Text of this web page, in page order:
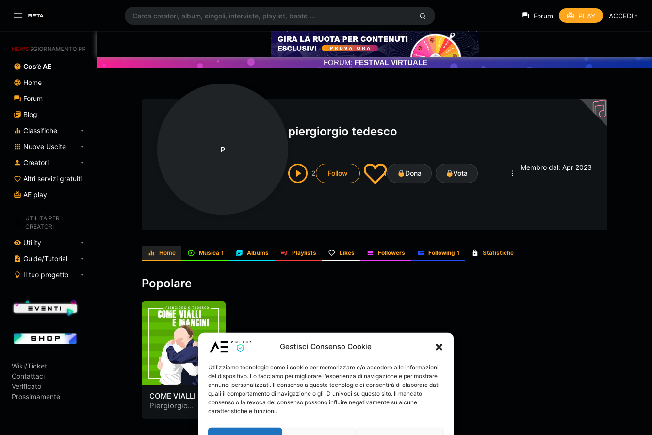
Gestisci Consenso Cookie
Utilizziamo tecnologie come i cookie per memorizzare e/o accedere alle informazioni
del dispositivo. Lo facciamo per migliorare l'esperienza di navigazione e per mostrare
annunci personalizzati. Il consenso a queste tecnologie ci consentirà di elaborare dati
quali il comportamento di navigazione o gli ID univoci su questo sito. Il mancato
consenso o la revoca del consenso possono influire negativamente su alcune
caratteristiche e funzioni.
Forum PLAY ACCEDI
NEWS:
AGGIORNAMENTO PROGRAMMATO 3/07/2025
Cos’è AE
Home
Forum
Blog
Classifiche
Nuove Uscite
Creatori
Altri servizi gratuiti
AE play
UTILITÀ PER I
CREATORI
Utility
Guide/Tutorial
Il tuo progetto
Wiki/Ticket
Contattaci
Verificato
Prossimamente
FORUM: FESTIVAL VIRTUALE
P
piergiorgio tedesco
2 Follow 1 Dona Vota
Membro dal: Apr 2023
Home Musica 1 Albums Playlists Likes Followers Following 1 Statistiche
Popolare
COME VIALLI E
MANCINI
Piergiorgio